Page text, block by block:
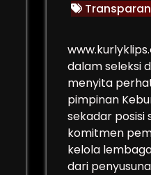
dalam seleksi
menyita
pimpinan
sekadar posisi
komitmen
kelola
dari